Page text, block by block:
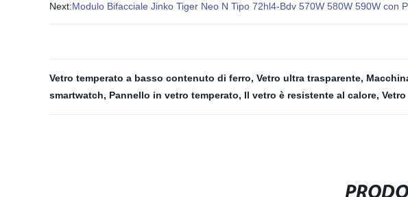
Next:Modulo Bifacciale Jinko Tiger Neo N Tipo 72hl4-Bdv 570W 580W 590W con
Vetro temperato a basso contenuto di ferro, Vetro ultra trasparente,
smartwatch, Pannello in vetro temperato, Il vetro è resistente al calore,